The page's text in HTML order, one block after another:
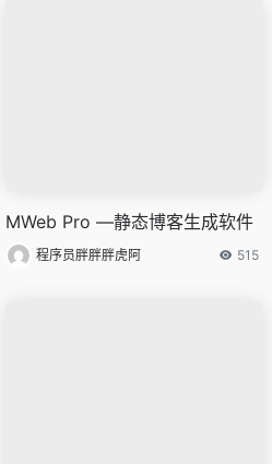
MWeb Pro —静态博客生成软件
程序员胖胖胖虎阿 515